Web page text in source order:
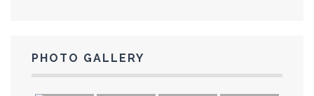
PHOTO GALLERY